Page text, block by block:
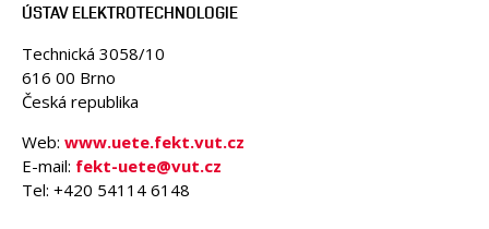
ÚSTAV ELEKTROTECHNOLOGIE
Technická 3058/10
616 00 Brno
Česká republika
Web: www.uete.fekt.vut.cz
E-mail: fekt-uete@vut.cz
Tel: +420 54114 6148